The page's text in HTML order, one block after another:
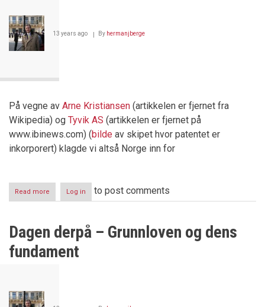
13 years ago By hermanjberge
På vegne av Arne Kristiansen (artikkelen er fjernet fra
Wikipedia) og Tyvik AS (artikkelen er fjernet på
www.ibinews.com) (bilde av skipet hvor patentet er
inkorporert) klagde vi altså Norge inn for
Read more about
Regjeringen
menneskerettighetene
Log in to post comments
Dagen derpå – Grunnloven og dens
fundament